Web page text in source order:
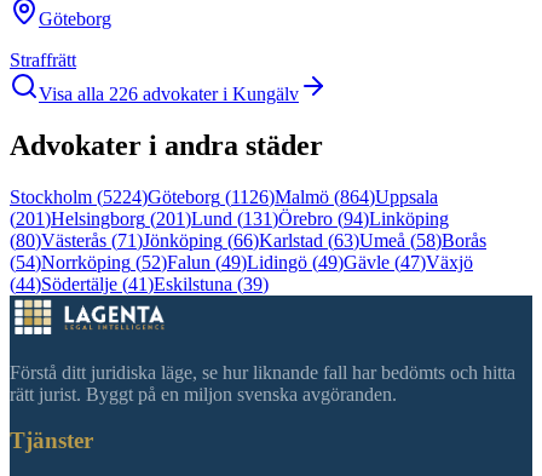
Göteborg
Straffrätt
Visa alla 226 advokater i Kungälv
Advokater i andra städer
Stockholm (5224)Göteborg (1126)Malmö (864)Uppsala
(201)Helsingborg (201)Lund (131)Örebro (94)Linköping
(80)Västerås (71)Jönköping (66)Karlstad (63)Umeå (58)Borås
(54)Norrköping (52)Falun (49)Lidingö (49)Gävle (47)Växjö
(44)Södertälje (41)Eskilstuna (39)
Förstå ditt juridiska läge, se hur liknande fall har bedömts och hitta
rätt jurist. Byggt på en miljon svenska avgöranden.
Tjänster